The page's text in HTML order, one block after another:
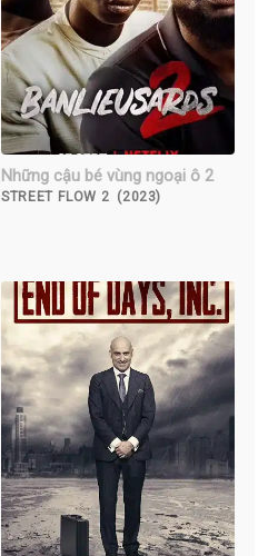
Những cậu bé vùng ngoại ô 2
STREET FLOW 2 (2023)